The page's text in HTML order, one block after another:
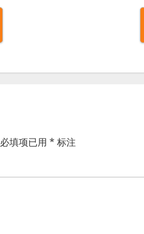
必填项已用 * 标注